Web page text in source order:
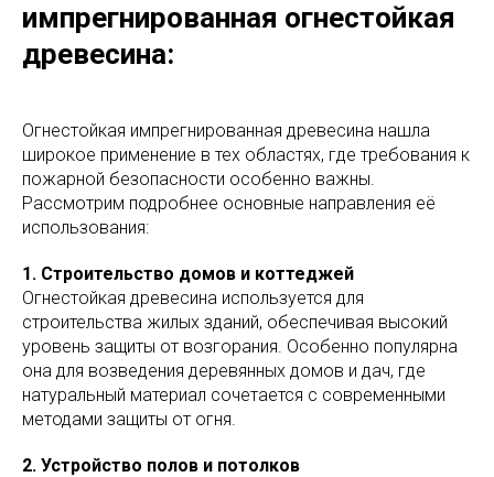
импрегнированная огнестойкая
древесина:
Огнестойкая импрегнированная древесина нашла
широкое применение в тех областях, где требования к
пожарной безопасности особенно важны.
Рассмотрим подробнее основные направления её
использования:
1. Строительство домов и коттеджей
Огнестойкая древесина используется для
строительства жилых зданий, обеспечивая высокий
уровень защиты от возгорания. Особенно популярна
она для возведения деревянных домов и дач, где
натуральный материал сочетается с современными
методами защиты от огня.
2. Устройство полов и потолков